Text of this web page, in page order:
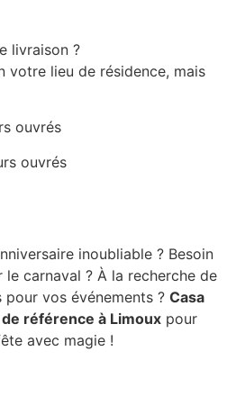
livraison ?
votre lieu de résidence, mais
ouvrés
ouvrés
inoubliable ? Besoin
carnaval ? À la recherche de
vos événements ? Casa
référence à Limoux pour
avec magie !